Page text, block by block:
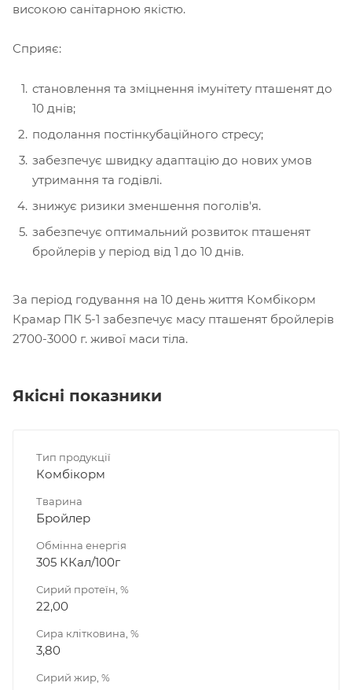
високою санітарною якістю.
Сприяє:
становлення та зміцнення імунітету пташенят до
10 днів;
подолання постінкубаційного стресу;
забезпечує швидку адаптацію до нових умов
утримання та годівлі.
знижує ризики зменшення поголів'я.
забезпечує оптимальний розвиток пташенят
бройлерів у період від 1 до 10 днів.
За період годування на 10 день життя Комбікорм
Крамар ПК 5-1 забезпечує масу пташенят бройлерів
2700-3000 г. живої маси тіла.
Якісні показники
Тип продукції
Комбікорм
Тварина
Бройлер
Обмінна енергія
305 ККал/100г
Сирий протеїн, %
22,00
Сира клітковина, %
3,80
Сирий жир, %